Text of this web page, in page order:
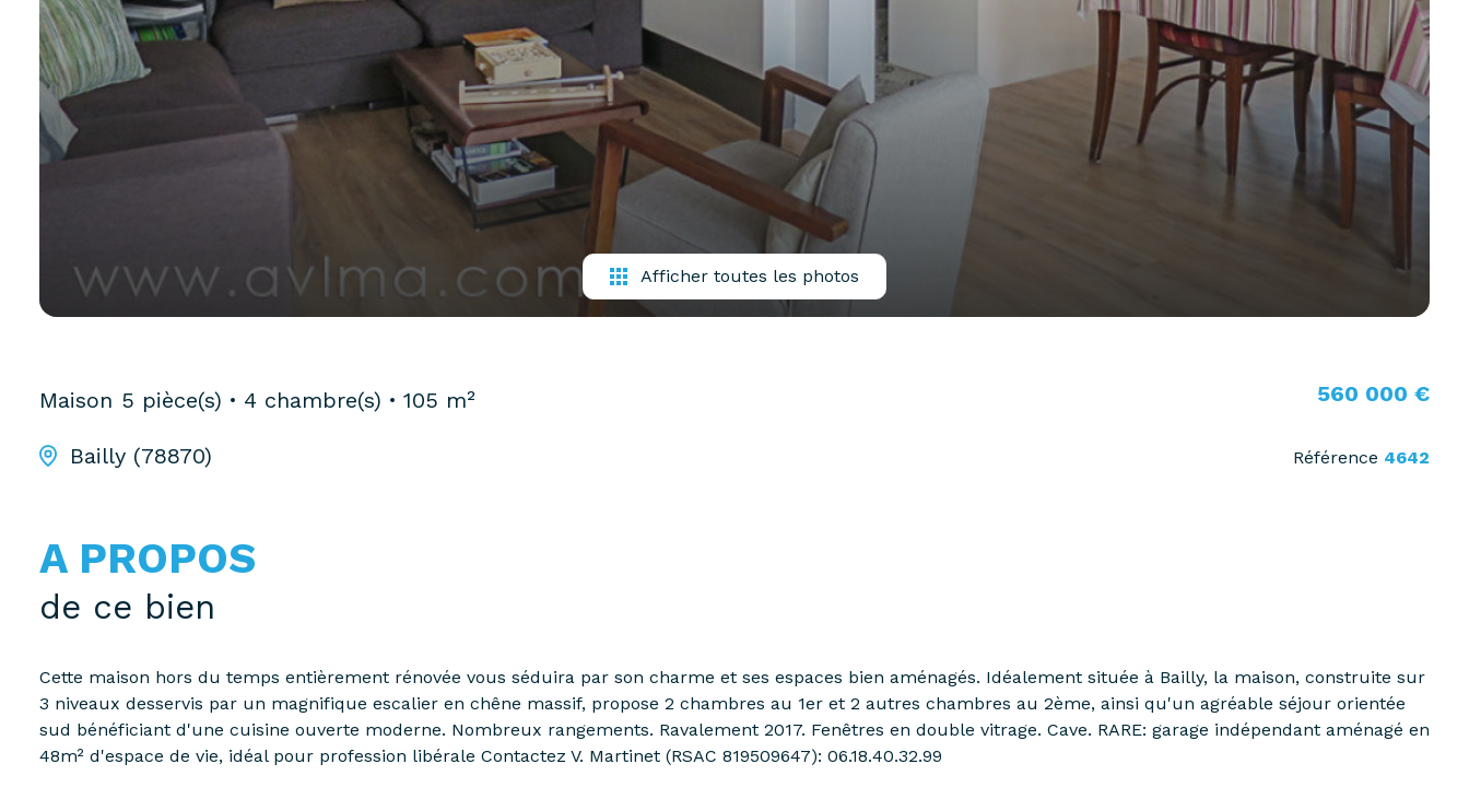
Afficher toutes les photos
Maison 5 pièce(s) 4 chambre(s) 105 m²
Bailly (78870)
560 000 €
Référence 4642
A PROPOS
de ce bien
Cette maison hors du temps entièrement rénovée vous séduira par son charme et ses espaces bien aménagés. Idéalement située à Bailly, la maison, construite sur
3 niveaux desservis par un magnifique escalier en chêne massif, propose 2 chambres au 1er et 2 autres chambres au 2ème, ainsi qu'un agréable séjour orientée
sud bénéficiant d'une cuisine ouverte moderne. Nombreux rangements. Ravalement 2017. Fenêtres en double vitrage. Cave. RARE: garage indépendant aménagé en
48m² d'espace de vie, idéal pour profession libérale Contactez V. Martinet (RSAC 819509647): 06.18.40.32.99